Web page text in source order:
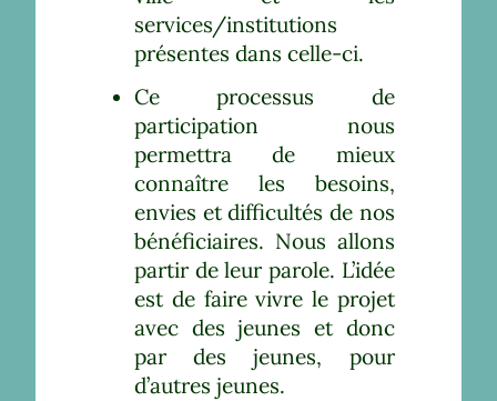
services/institutions
présentes dans celle-ci.
Ce processus de
participation nous
permettra de mieux
connaître les besoins,
envies et difficultés de nos
bénéficiaires. Nous allons
partir de leur parole. L’idée
est de faire vivre le projet
avec des jeunes et donc
par des jeunes, pour
d’autres jeunes.